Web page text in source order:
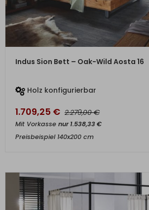
ZUM PRODUKT
Indus Sion Bett – Oak-Wild Aosta 16
Holz konfigurierbar
1.709,25 € 2.279,00€
Mit Vorkasse nur1.538,33€
Preisbeispiel 140x200 cm